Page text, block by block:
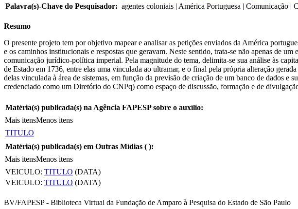
Palavra(s)-Chave do Pesquisador: agentes coloniais | América Portuguesa | Comunicação
Resumo
O presente projeto tem por objetivo mapear e analisar as petições enviados da América
e os caminhos institucionais e respostas que geravam. Neste sentido, trata-se não apenas de
comunicação jurídico-política imperial. Pela magnitude do tema, delimita-se sua análise às
de Estado em 1736, entre elas uma vinculada ao ultramar, e o final pela própria alteração
delas vinculada à área de sistemas, em função da previsão de criação de um banco de dados
credenciado como um Diretório do CNPq) como espaço de discussão, formação e de
Matéria(s) publicada(s) na Agência FAPESP sobre o auxílio:
Mais itensMenos itens
TITULO
Matéria(s) publicada(s) em Outras Mídias ( ):
Mais itensMenos itens
VEICULO: TITULO (DATA)
VEICULO: TITULO (DATA)
BV/FAPESP - Biblioteca Virtual da Fundação de Amparo à Pesquisa do Estado de São Paulo